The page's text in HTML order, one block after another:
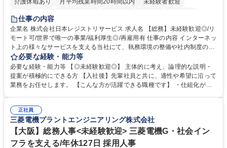
介護休暇あり
月平均残業時間20時間以内
未経験者歓迎
住宅手当あり
完全週休2日制
交通費支給 駅近5分以内 土日祝休み 服装自由
仕事の内容
企業名 株式会社日本レジストリサービス 求人名 【総務】未経験歓迎◎/リ
モート可/世界で唯一の事業/福利厚生◎/再雇用有 仕事の内容 インターネッ
ト上の様々なサービスを支える当社にて、執務環境の整備や社内制度の検
討、イベント運営などの幅広い業務を担当し、間接的に会社の生産性向上
や成長に貢献している部署です。 会社の全メンバーが安心して長く成果を
発揮できる環境を整えるために、毎日のメンテナンスや維持管理に加え、
新たな施策検討を積極的に行っていただき、会社全体を巻き込み課題解決
幅広い業務の体得が可能で、多様なキャリアパスを描くことも可能です。
募集職種 【総務】未経験歓迎◎/リモート可/世界で唯一の事業/福利厚生◎/
再雇用有
必要な経験・能力等
必要な経験・能力等 【◎未経験歓迎◎】 主体的に考え、論理的な説明・
提案が積極的にできる方 【入社後】先輩社員と共に、適性や希望に沿って
業務をお任せします。 【こんな方が活躍できる職種です】 ・仕組化が好
対処できる・新しいことに興味関心がある 【魅力】■自己啓発支援：資格
取得や通信教育など費用の80%（年間25万円まで）を補助 ■住宅手当：家
賃の50%（月額7万円まで）を補助 学歴・資格 学歴：大学院 大学 語学
力： 資格：
正社員
三菱電機プラントエンジニアリング株式会社
【大阪】総務人事<未経験歓迎> 三菱電機G・社会イン
フラを支える/年休127日 採用人事